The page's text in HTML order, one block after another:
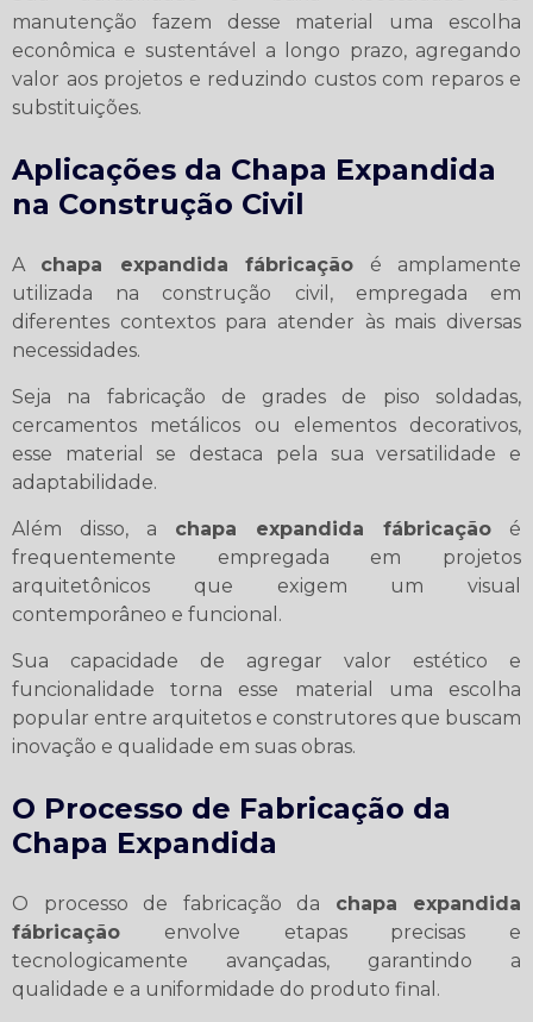
manutenção fazem desse material uma escolha
econômica e sustentável a longo prazo, agregando
valor aos projetos e reduzindo custos com reparos e
substituições.
Aplicações da Chapa Expandida
na Construção Civil
A chapa expandida fábricação é amplamente
utilizada na construção civil, empregada em
diferentes contextos para atender às mais diversas
necessidades.
Seja na fabricação de grades de piso soldadas,
cercamentos metálicos ou elementos decorativos,
esse material se destaca pela sua versatilidade e
adaptabilidade.
Além disso, a chapa expandida fábricação é
frequentemente empregada em projetos
arquitetônicos que exigem um visual
contemporâneo e funcional.
Sua capacidade de agregar valor estético e
funcionalidade torna esse material uma escolha
popular entre arquitetos e construtores que buscam
inovação e qualidade em suas obras.
O Processo de Fabricação da
Chapa Expandida
O processo de fabricação da chapa expandida
fábricação envolve etapas precisas e
tecnologicamente avançadas, garantindo a
qualidade e a uniformidade do produto final.